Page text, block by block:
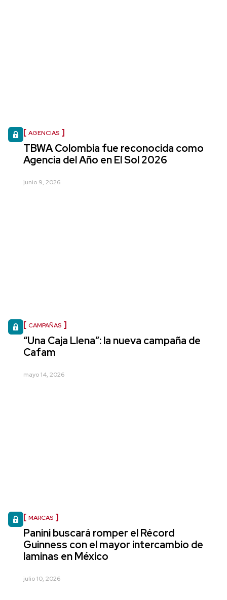
AGENCIAS
TBWA Colombia fue reconocida como
Agencia del Año en El Sol 2026
junio 9, 2026
CAMPAÑAS
“Una Caja Llena”: la nueva campaña de
Cafam
mayo 14, 2026
MARCAS
Panini buscará romper el Récord
Guinness con el mayor intercambio de
laminas en México
julio 10, 2026